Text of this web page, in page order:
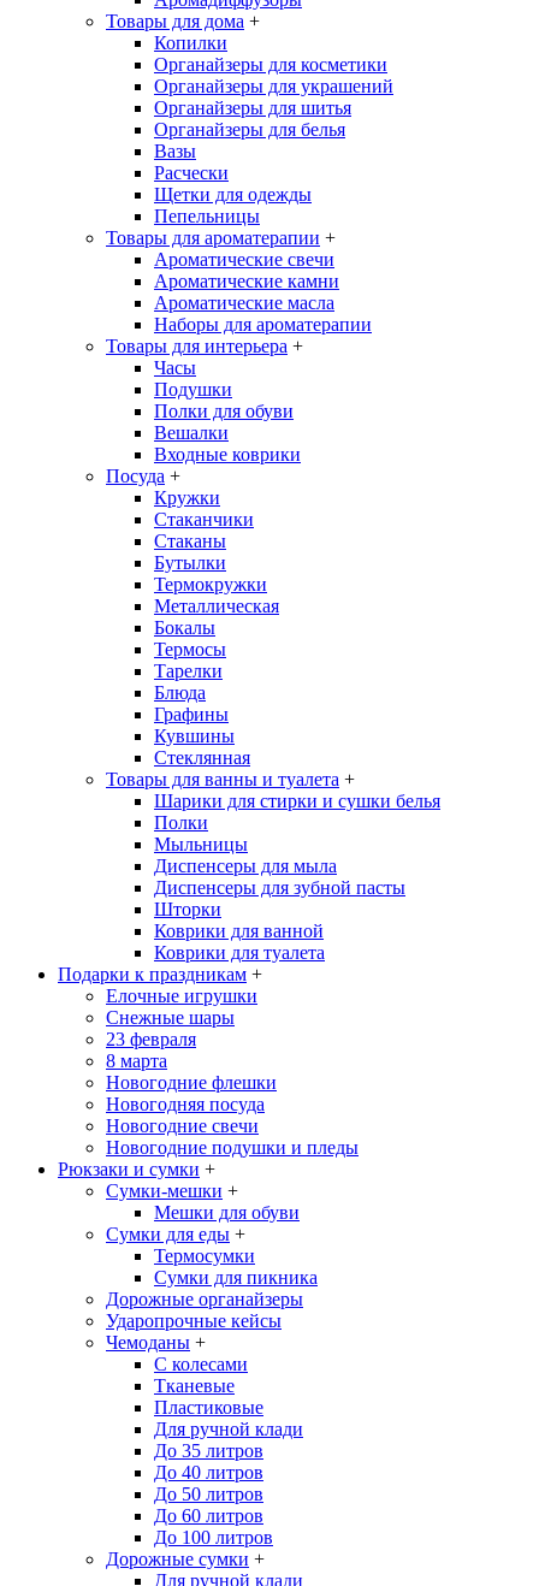
Товары для дома +
Копилки
Органайзеры для косметики
Органайзеры для украшений
Органайзеры для шитья
Органайзеры для белья
Вазы
Расчески
Щетки для одежды
Пепельницы
Товары для ароматерапии +
Ароматические свечи
Ароматические камни
Ароматические масла
Наборы для ароматерапии
Товары для интерьера +
Часы
Подушки
Полки для обуви
Вешалки
Входные коврики
Посуда +
Кружки
Стаканчики
Стаканы
Бутылки
Термокружки
Металлическая
Бокалы
Термосы
Тарелки
Блюда
Графины
Кувшины
Стеклянная
Товары для ванны и туалета +
Шарики для стирки и сушки белья
Полки
Мыльницы
Диспенсеры для мыла
Диспенсеры для зубной пасты
Шторки
Коврики для ванной
Коврики для туалета
Подарки к праздникам +
Елочные игрушки
Снежные шары
23 февраля
8 марта
Новогодние флешки
Новогодняя посуда
Новогодние свечи
Новогодние подушки и пледы
Рюкзаки и сумки +
Сумки-мешки +
Мешки для обуви
Сумки для еды +
Термосумки
Сумки для пикника
Дорожные органайзеры
Ударопрочные кейсы
Чемоданы +
С колесами
Тканевые
Пластиковые
Для ручной клади
До 35 литров
До 40 литров
До 50 литров
До 60 литров
До 100 литров
Дорожные сумки +
Для ручной клади